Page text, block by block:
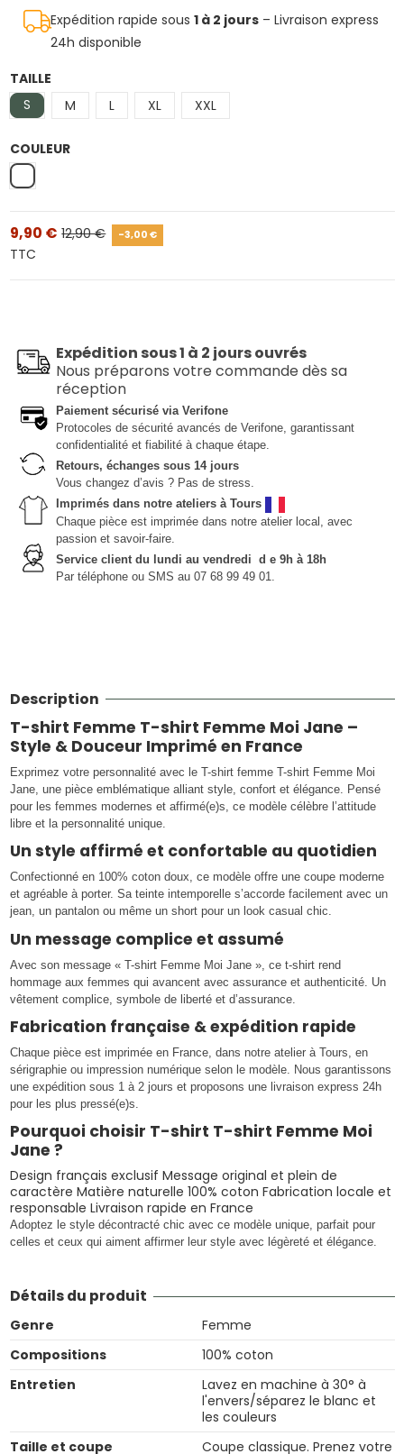
Expédition rapide sous 1 à 2 jours– Livraison express
24h disponible
TAILLE
S
M L XL XXL
COULEUR
Blanc
9,90 € 12,90 € -3,00 €
TTC
Expédition sous 1 à 2 jours ouvrés
Nous préparons votre commande dès sa
réception
Paiement sécurisé via Verifone
Protocoles de sécurité avancés de Verifone, garantissant
confidentialité et fiabilité à chaque étape.
Retours, échanges sous 14 jours
Vous changez d’avis ? Pas de stress.
Imprimés dans notre ateliers à Tours
Chaque pièce est imprimée dans notre atelier local, avec
passion et savoir-faire.
Service client du lundi au vendredi d e 9h à 18h
Par téléphone ou SMS au 07 68 99 49 01.
Description
T-shirt Femme T-shirt Femme Moi Jane –
Style & Douceur Imprimé en France
Exprimez votre personnalité avec le T-shirt femme T-shirt Femme Moi
Jane, une pièce emblématique alliant style, confort et élégance. Pensé
pour les femmes modernes et affirmé(e)s, ce modèle célèbre l’attitude
libre et la personnalité unique.
Un style affirmé et confortable au quotidien
Confectionné en 100% coton doux, ce modèle offre une coupe moderne
et agréable à porter. Sa teinte intemporelle s’accorde facilement avec un
jean, un pantalon ou même un short pour un look casual chic.
Un message complice et assumé
Avec son message « T-shirt Femme Moi Jane », ce t-shirt rend
hommage aux femmes qui avancent avec assurance et authenticité. Un
vêtement complice, symbole de liberté et d’assurance.
Fabrication française & expédition rapide
Chaque pièce est imprimée en France, dans notre atelier à Tours, en
sérigraphie ou impression numérique selon le modèle. Nous garantissons
une expédition sous 1 à 2 jours et proposons une livraison express 24h
pour les plus pressé(e)s.
Pourquoi choisir T-shirt T-shirt Femme Moi
Jane ?
Design français exclusif Message original et plein de
caractère Matière naturelle 100% coton Fabrication locale et
responsable Livraison rapide en France
Adoptez le style décontracté chic avec ce modèle unique, parfait pour
celles et ceux qui aiment affirmer leur style avec légèreté et élégance.
Détails du produit
Genre
Femme
Compositions
100% coton
Entretien
Lavez en machine à 30° à
l'envers/séparez le blanc et
les couleurs
Taille et coupe
Coupe classique. Prenez votre